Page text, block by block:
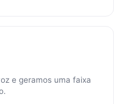
e geramos uma faixa